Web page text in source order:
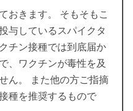
おきます。 そもそもこ
与しているスパイクタ
チン接種では到底届か
、ワクチンが毒性を及
ん。 また他の方ご指摘
種を推奨するもので